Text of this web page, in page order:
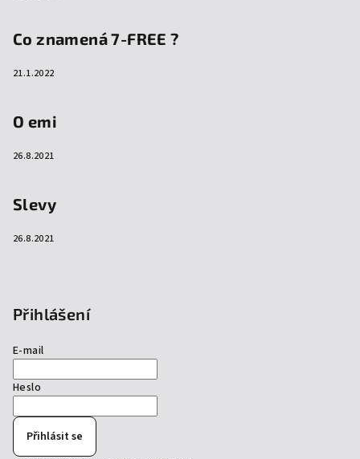
Co znamená 7-FREE ?
21.1.2022
O emi
26.8.2021
Slevy
26.8.2021
Přihlášení
E-mail
Heslo
Přihlásit se